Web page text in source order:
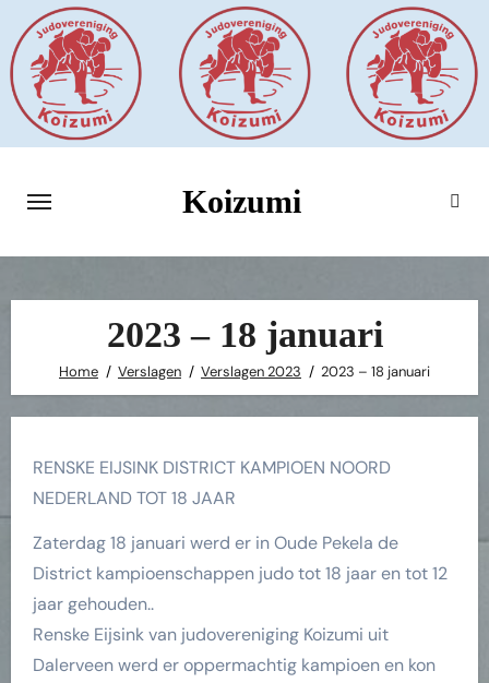
naar
de
inhoud
Koizumi
2023 – 18 januari
Home Verslagen Verslagen 2023 2023 – 18 januari
RENSKE EIJSINK DISTRICT KAMPIOEN NOORD
NEDERLAND TOT 18 JAAR
Zaterdag 18 januari werd er in Oude Pekela de
District kampioenschappen judo tot 18 jaar en tot 12
jaar gehouden..
Renske Eijsink van judovereniging Koizumi uit
Dalerveen werd er oppermachtig kampioen en kon